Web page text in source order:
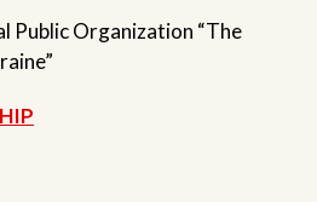
Public Organization “The